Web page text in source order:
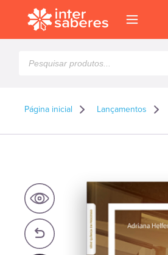
produtos
Página inicial Lançamentos